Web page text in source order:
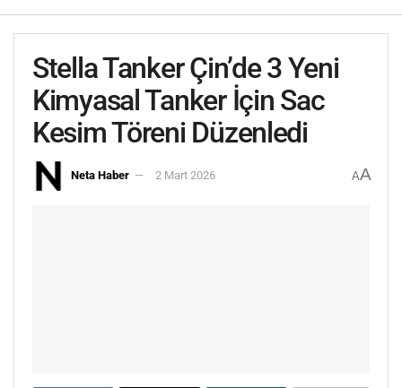
Stella Tanker Çin’de 3 Yeni
Kimyasal Tanker İçin Sac
Kesim Töreni Düzenledi
Neta Haber 2 Mart 2026 AA